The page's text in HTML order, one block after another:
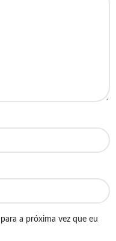
a próxima vez que eu